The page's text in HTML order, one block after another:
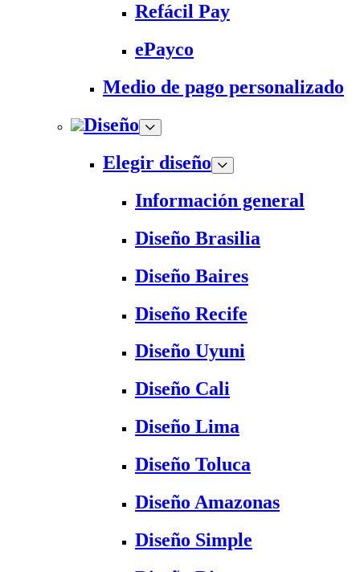
Refácil Pay
ePayco
Medio de pago personalizado
Diseño
Elegir diseño
Información general
Diseño Brasilia
Diseño Baires
Diseño Recife
Diseño Uyuni
Diseño Cali
Diseño Lima
Diseño Toluca
Diseño Amazonas
Diseño Simple